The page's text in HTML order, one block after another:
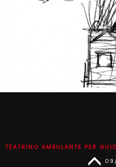
TEATRINO AMBULANTE PER